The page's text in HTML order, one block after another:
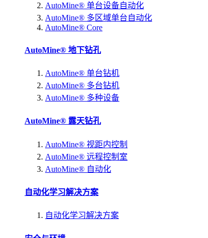
AutoMine® 单台设备自动化
AutoMine® 多区域单台自动化
AutoMine® Core
AutoMine® 地下钻孔
AutoMine® 单台钻机
AutoMine® 多台钻机
AutoMine® 多种设备
AutoMine® 露天钻孔
AutoMine® 视距内控制
AutoMine® 远程控制室
AutoMine® 自动化
自动化学习解决方案
自动化学习解决方案